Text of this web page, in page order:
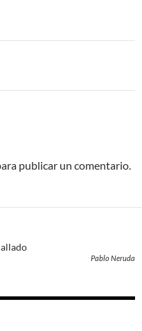
publicar un comentario.
Pablo Neruda